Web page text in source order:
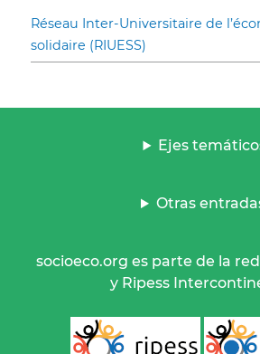
Réseau Inter-Universitaire de
solidaire (RIUESS)
Ejes
Otras
socioeco.org es parte de la
y Ripess